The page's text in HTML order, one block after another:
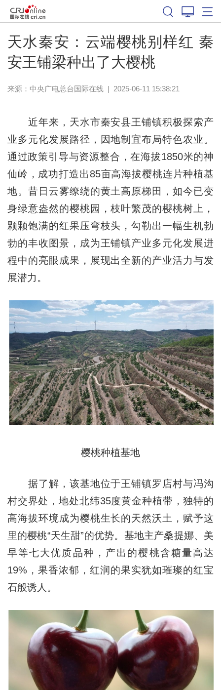
天水秦安：云端樱桃别样红 秦
安王铺梁种出了大樱桃
来源：中央广电总台国际在线| 2025-06-11 15:38:21
近年来，天水市秦安县王铺镇积极探索产
业多元化发展路径，因地制宜布局特色农业。
通过政策引导与资源整合，在海拔1850米的神
仙岭，成功打造出85亩高海拔樱桃连片种植基
地。昔日云雾缭绕的黄土高原梯田，如今已变
身绿意盎然的樱桃园，枝叶繁茂的樱桃树上，
颗颗饱满的红果压弯枝头，勾勒出一幅生机勃
勃的丰收图景，成为王铺镇产业多元化发展进
程中的亮眼成果，展现出全新的产业活力与发
展潜力。
樱桃种植基地
据了解，该基地位于王铺镇罗店村与冯沟
村交界处，地处北纬35度黄金种植带，独特的
高海拔环境成为樱桃生长的天然沃土，赋予这
里的樱桃“天生甜”的优势。基地主产桑提娜、美
早等七大优质品种，产出的樱桃含糖量高达
19%，果香浓郁，红润的果实犹如璀璨的红宝
石般诱人。